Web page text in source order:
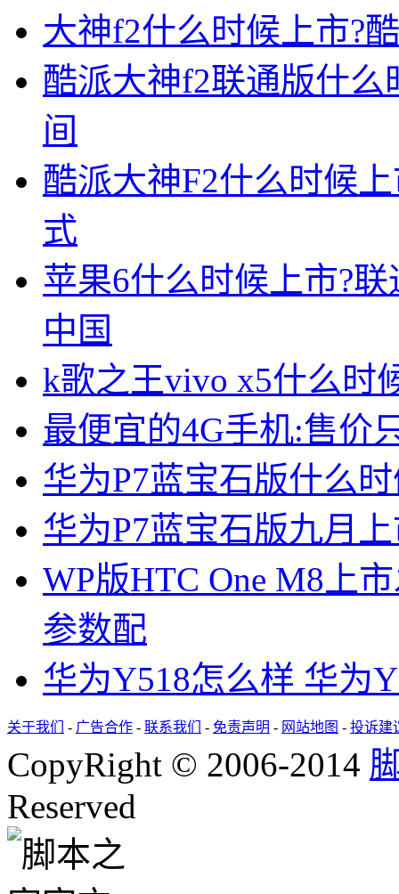
大神f2什么时候上市?
酷派大神f2联通版什么
间
酷派大神F2什么时候
式
苹果6什么时候上市?
中国
k歌之王vivo x5什么时
最便宜的4G手机:售
华为P7蓝宝石版什么
华为P7蓝宝石版九月
WP版HTC One M8上
参数配
华为Y518怎么样 华为
关于我们 - 广告合作 - 联系我们 - 免责声明 - 网站地图 - 投诉建
CopyRight © 2006-2014
Reserved